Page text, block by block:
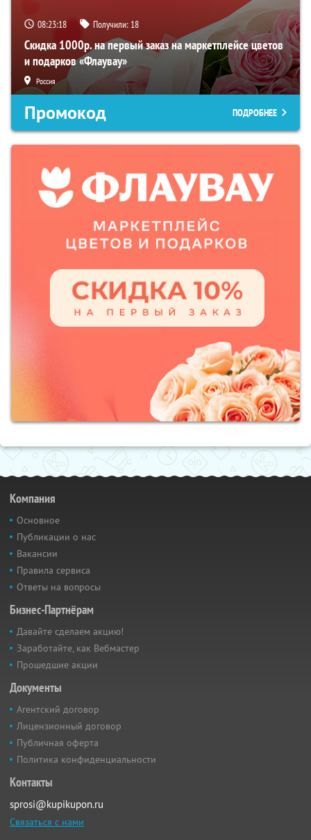
08:23:17 Получили: 18
Скидка 1000р. на первый заказ на маркетплейсе цветов
и подарков «Флаувау»
Россия
Промокод ПОДРОБНЕЕ
Компания
Основное
Публикации о нас
Вакансии
Правила сервиса
Ответы на вопросы
Бизнес-Партнёрам
Давайте сделаем акцию!
Заработайте, как Вебмастер
Прошедшие акции
Документы
Агентский договор
Лицензионный договор
Публичная оферта
Политика конфиденциальности
Контакты
sprosi@kupikupon.ru
Связаться с нами